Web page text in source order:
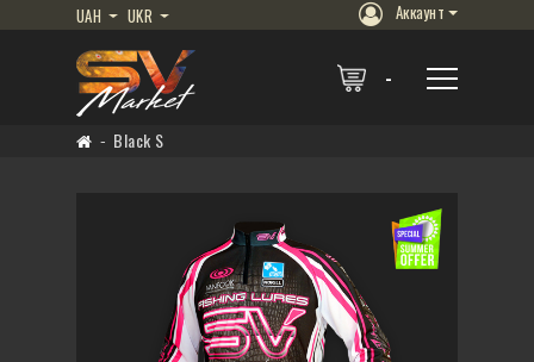
UAH UKR Аккаунт
Black S